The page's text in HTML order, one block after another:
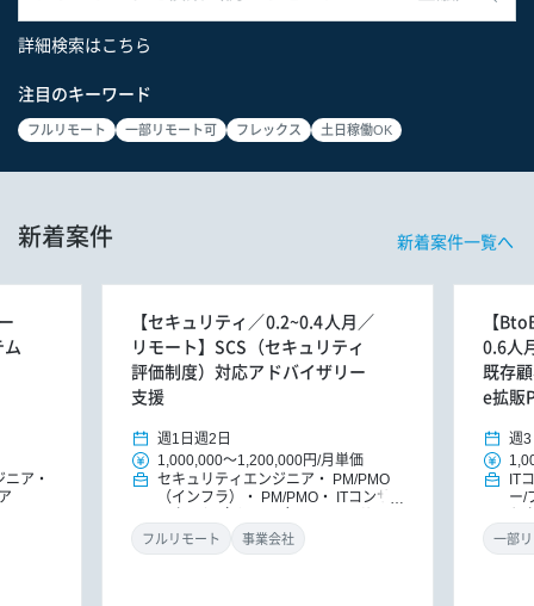
詳細検索はこちら
注目のキーワード
フルリモート 一部リモート可 フレックス 土日稼働OK
新着案件 新着案件一覧へ
ニア
【セキュリティ／0.2~0.4人月／
リモート】SCS（セキュリティ
評価制度）対応アドバイザリー
支援
週1日 週2日
1,000,000～1,200,000円/月単価
セキュリティエンジニア
PM/PMO
（インフラ）
PM/PMO
ITコンサ
ント
DXコンサルタント
フルリモート 事業会社
【
0.6人
既存
e拡販
週3
IT
ー/
一部